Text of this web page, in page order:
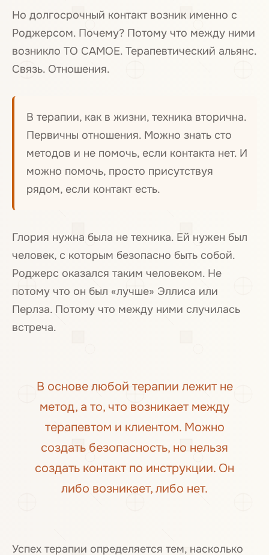
Но долгосрочный контакт возник именно с
Роджерсом. Почему? Потому что между ними
возникло ТО САМОЕ. Терапевтический альянс.
Связь. Отношения.
В терапии, как в жизни, техника вторична.
Первичны отношения. Можно знать сто
методов и не помочь, если контакта нет. И
можно помочь, просто присутствуя
рядом, если контакт есть.
Глория нужна была не техника. Ей нужен был
человек, с которым безопасно быть собой.
Роджерс оказался таким человеком. Не
потому что он был «лучше» Эллиса или
Перлза. Потому что между ними случилась
встреча.
В основе любой терапии лежит не
метод, а то, что возникает между
терапевтом и клиентом. Можно
создать безопасность, но нельзя
создать контакт по инструкции. Он
либо возникает, либо нет.
Успех терапии определяется тем, насколько